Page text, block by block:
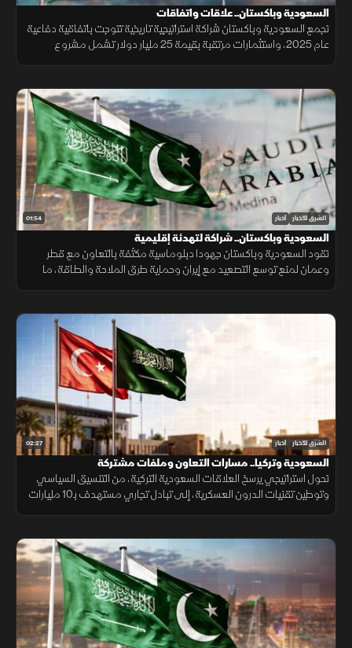
السعودية وباكستان.. علاقات واتفاقات
تجمع السعودية وباكستان شراكة استراتيجية تاريخية تتوجت باتفاقية دفاعية
عام 2025، واستثمارات مرتقبة بقيمة 25 مليار دولار تشمل مشروع
01:54 الشرق للأخبار أخبار
السعودية وباكستان.. شراكة لتهدئة إقليمية
تقود السعودية وباكستان جهودا دبلوماسية مكثفة بالتعاون مع قطر
وعمان لمنع توسع التصعيد مع إيران وحماية طرق الملاحة والطاقة، ما
02:27 الشرق للأخبار أخبار
السعودية وتركيا.. مسارات التعاون وملفات مشتركة
تحول استراتيجي يرسخ العلاقات السعودية التركية، من التنسيق السياسي
وتوطين تقنيات الدرون العسكرية، إلى تبادل تجاري مستهدف بـ10 مليارات